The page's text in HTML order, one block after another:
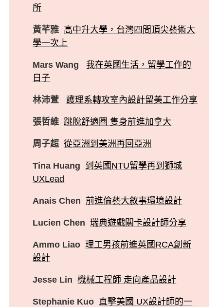
所
黃芊雅 高中升大學，台灣四間頂尖藝術大
學一次上
Mars Wang
我在英國生活，留學工作的
日子
林沛萱 護理系轉攻室內設計留美工作分享
張哲維 跳脫舒適圈 隻身前進加拿大
周子超 從亞洲到美洲再回亞洲
Tina Huang 到英國NTU留學再到獅城
UXLead
Anais Chen 前進倫藝大敘事環境設計
Lucien Chen 瑞典遊戲關卡設計師分享
Ammo Liao 理工男孩前進英國RCA創新
設計
Jesse Lin 機械工程師 走向產品設計
Stephanie Kuo 直擊美國 UX設計師的一